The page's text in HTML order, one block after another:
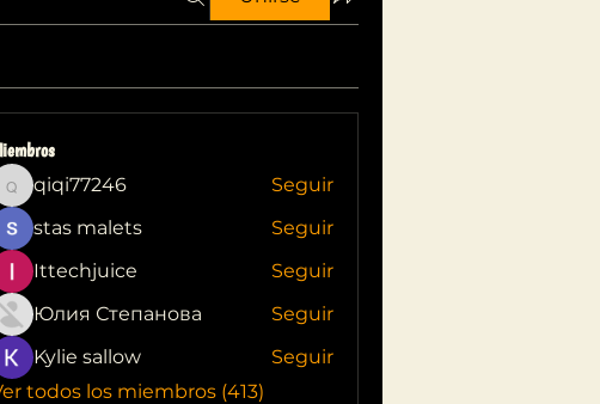
qiqi77246
qiqi77246
Seguir
stas malets
Seguir
Ittechjuice
Seguir
Юлия Степанова
Seguir
Kylie sallow
Seguir
todos los miembros (413)